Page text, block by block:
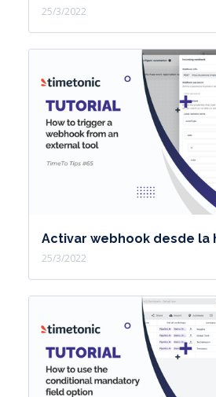
25/3/2022
Activar webhook desde la
25/3/2022